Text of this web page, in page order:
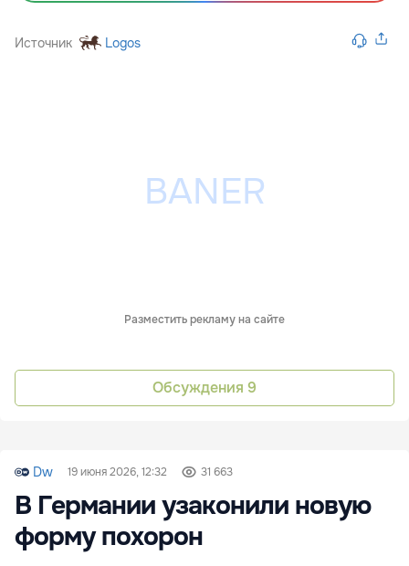
Источник Logos
Разместить рекламу на сайте
Обсуждения 9
Dw 19 июня 2026, 12:32 31 663
В Германии узаконили новую
форму похорон